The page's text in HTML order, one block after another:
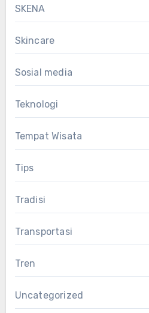
SKENA
Skincare
Sosial media
Teknologi
Tempat Wisata
Tips
Tradisi
Transportasi
Tren
Uncategorized